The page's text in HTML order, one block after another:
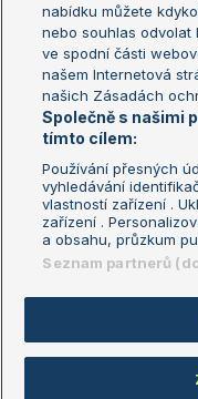
Aktualní trendy
Fotbalové přestupy
Livesport Daily
LS Prague Open
Podmínky užití
GDPR a žurnalistika
Kontakt
Copyright © 2008-2026
nabídku můžete
nebo souhlas odvolat
ve spodní části
našem Internetová
našich Zásadách
Společně s našimi
tímto cílem:
Používání přesných
vyhledávání
vlastností zařízení .
zařízení .
a obsahu, průzkum
Seznam partnerů